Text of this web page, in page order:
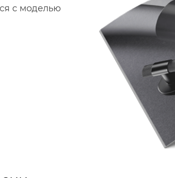
с моделью